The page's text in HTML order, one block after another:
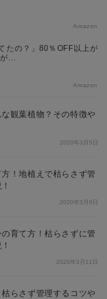
Amazon
たの？」80％OFF以上が
...
Amazon
観葉植物？その特徴や
2020年3月5日
！地植えで枯らさず管
2020年3月9日
育て方！枯らさずに管
2020年3月11日
らさず管理するコツや